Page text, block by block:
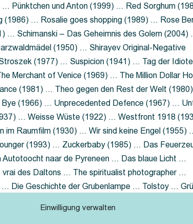
Einwilligung verwalten
Pünktchen und Anton (1999) … Red Sorghum
… Rosalie goes shopping (1989) … Rose
Schimanski – Das Geheimnis des Golem (2004)
(1950) … Shirayev Original-Negative
(1977) … Suspicion (1941) … Tag der
Merchant of Venice (1969) … The Million Dollar
(1981) … Theo gegen den Rest der Welt
Bye (1966) … Unprecedented Defence (1967) …
… Weisse Wüste (1922) … Westfront 1918
Raumfilm (1930) … Wir sind keine Engel (1955)
(1993) … Zuckerbaby (1985) … Das
naar de Pyreneen … Das blaue Licht …
des Daltons … The spiritualist photographer …
Die Geschichte der Grubenlampe … Tolstoy …